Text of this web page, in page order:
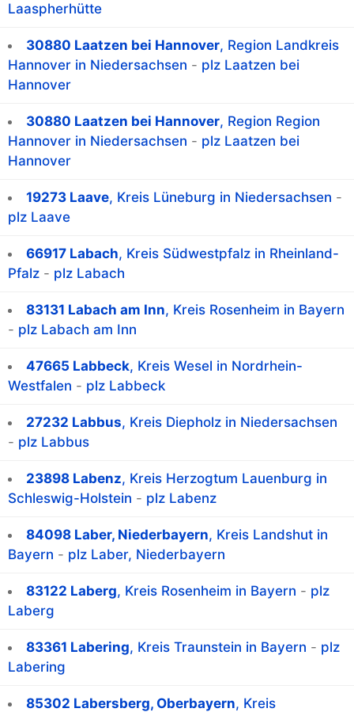
Laaspherhütte
30880 Laatzen bei Hannover, Region Landkreis
Hannover in Niedersachsen - plz Laatzen bei
Hannover
30880 Laatzen bei Hannover, Region Region
Hannover in Niedersachsen - plz Laatzen bei
Hannover
19273 Laave, Kreis Lüneburg in Niedersachsen -
plz Laave
66917 Labach, Kreis Südwestpfalz in Rheinland-
Pfalz - plz Labach
83131 Labach am Inn, Kreis Rosenheim in Bayern
- plz Labach am Inn
47665 Labbeck, Kreis Wesel in Nordrhein-
Westfalen - plz Labbeck
27232 Labbus, Kreis Diepholz in Niedersachsen
- plz Labbus
23898 Labenz, Kreis Herzogtum Lauenburg in
Schleswig-Holstein - plz Labenz
84098 Laber, Niederbayern, Kreis Landshut in
Bayern - plz Laber, Niederbayern
83122 Laberg, Kreis Rosenheim in Bayern - plz
Laberg
83361 Labering, Kreis Traunstein in Bayern - plz
Labering
85302 Labersberg, Oberbayern, Kreis